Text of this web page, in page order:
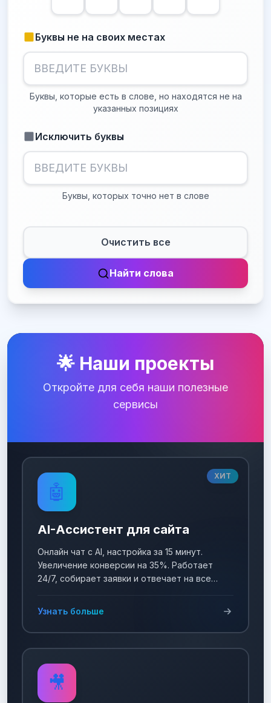
Буквы не на своих местах
Буквы, которые есть в слове, но находятся не на
указанных позициях
Исключить буквы
Буквы, которых точно нет в слове
Очистить все
Найти слова
🌟 Наши проекты
Откройте для себя наши полезные
сервисы
ХИТ
🤖
AI-Ассистент для сайта
Онлайн чат с AI, настройка за 15 минут.
Увеличение конверсии на 35%. Работает
24/7, собирает заявки и отвечает на все
Узнать больше
🎥